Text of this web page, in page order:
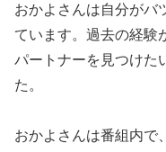
おかよさんは自分がバ
ています。過去の経験
パートナーを見つけた
た。
おかよさんは番組内で